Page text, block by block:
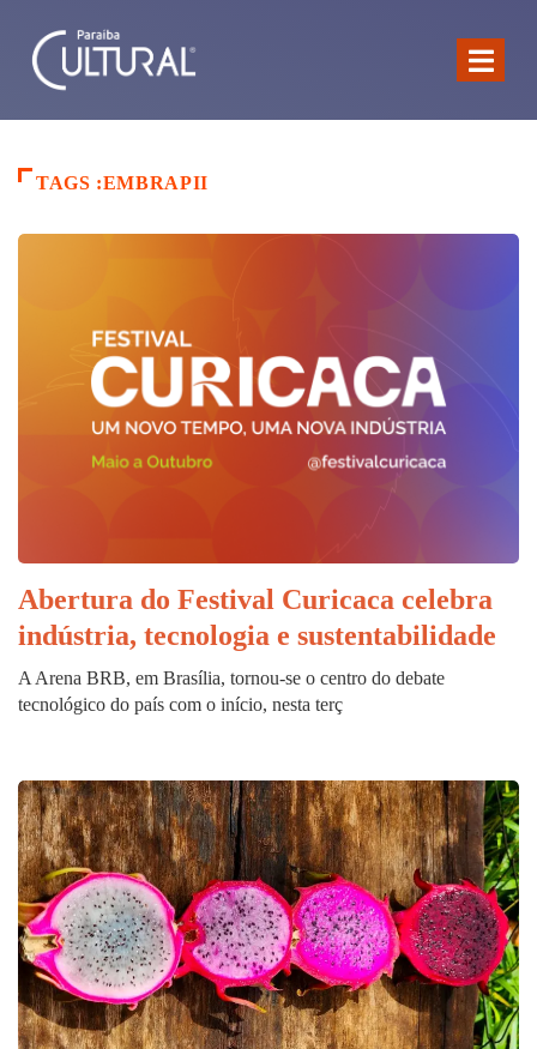
TAGS :EMBRAPII
Abertura do Festival Curicaca celebra
indústria, tecnologia e sustentabilidade
A Arena BRB, em Brasília, tornou-se o centro do debate
tecnológico do país com o início, nesta terç